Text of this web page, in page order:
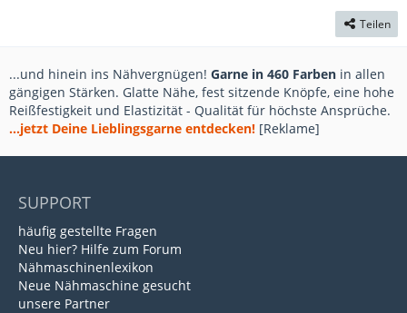
Teilen
...und hinein ins Nähvergnügen! Garne in 460 Farben in allen
gängigen Stärken. Glatte Nähe, fest sitzende Knöpfe, eine hohe
Reißfestigkeit und Elastizität - Qualität für höchste Ansprüche.
...jetzt Deine Lieblingsgarne entdecken! [Reklame]
SUPPORT
häufig gestellte Fragen
Neu hier? Hilfe zum Forum
Nähmaschinenlexikon
Neue Nähmaschine gesucht
unsere Partner